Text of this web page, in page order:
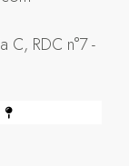
C, RDC n°7 -